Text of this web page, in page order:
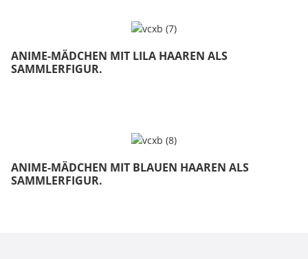
ANIME-MÄDCHEN MIT LILA HAAREN ALS
SAMMLERFIGUR.
ANIME-MÄDCHEN MIT BLAUEN HAAREN ALS
SAMMLERFIGUR.